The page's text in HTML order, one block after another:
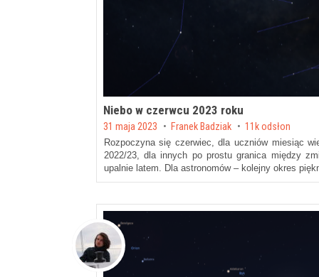
Niebo w czerwcu 2023 roku
Posted on
31 maja 2023 by Franek Badziak 11k odsłon
Rozpoczyna się czerwiec, dla uczniów miesiąc
2022/23, dla innych po prostu granica między
upalnie latem. Dla astronomów – kolejny okres